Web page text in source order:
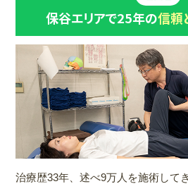
保谷エリアで25年の信頼
治療歴33年、述べ9万人を施術して